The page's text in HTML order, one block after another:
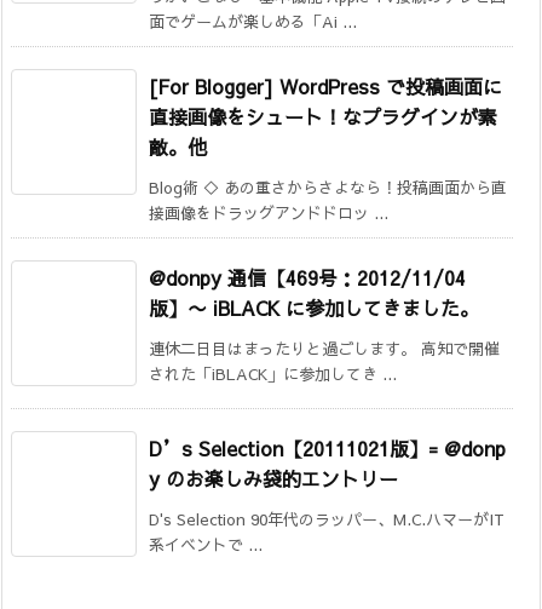
面でゲームが楽しめる「Ai ...
[For Blogger] WordPress で投稿画面に
直接画像をシュート！なプラグインが素
敵。他
Blog術 ◇ あの重さからさよなら！投稿画面から直
接画像をドラッグアンドドロッ ...
@donpy 通信【469号：2012/11/04
版】 〜 iBLACK に参加してきました。
連休二日目はまったりと過ごします。 高知で開催
された「iBLACK」に参加してき ...
D’s Selection【20111021版】= @donp
y のお楽しみ袋的エントリー
D's Selection 90年代のラッパー、M.C.ハマーがIT
系イベントで ...